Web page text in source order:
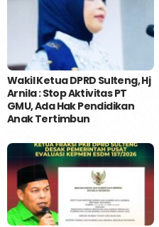
Wakil Ketua DPRD Sulteng, Hj
Arnila : Stop Aktivitas PT
GMU, Ada Hak Pendidikan
Anak Tertimbun